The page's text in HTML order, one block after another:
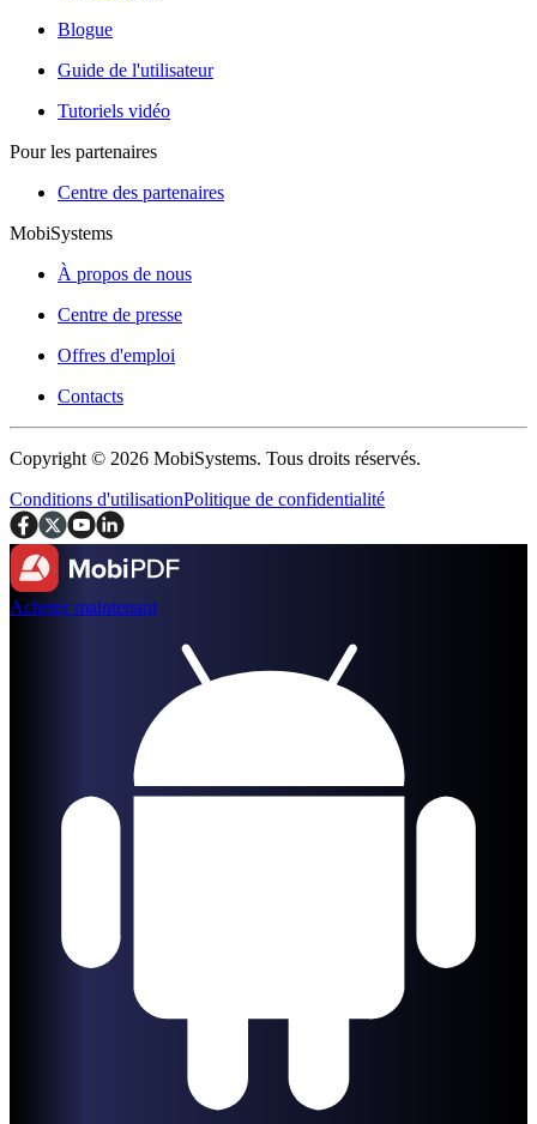
Blogue
Guide de l'utilisateur
Tutoriels vidéo
Pour les partenaires
Centre des partenaires
MobiSystems
À propos de nous
Centre de presse
Offres d'emploi
Contacts
Copyright © 2026 MobiSystems. Tous droits réservés.
Conditions d'utilisationPolitique de confidentialité
Acheter maintenant